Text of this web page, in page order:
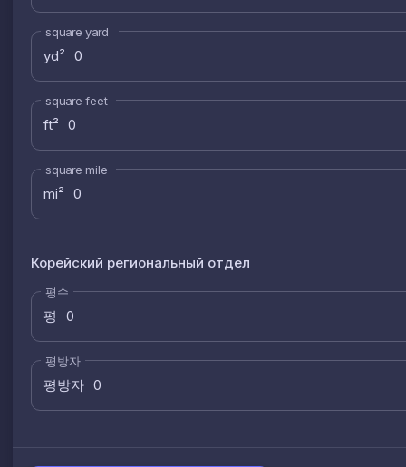
square yard
yd²
square feet
ft²
square mile
mi²
Корейский региональный отдел
평수
평
평방자
평방자